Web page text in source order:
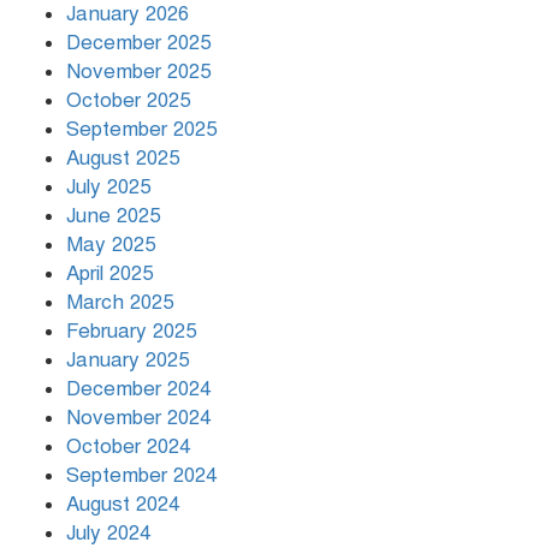
বৃষ্টি থামার নাম নেই, পথে পথে
January 2026
December 2025
November 2025
October 2025
September 2025
August 2025
July 2025
June 2025
May 2025
April 2025
March 2025
February 2025
January 2025
December 2024
November 2024
October 2024
September 2024
August 2024
July 2024